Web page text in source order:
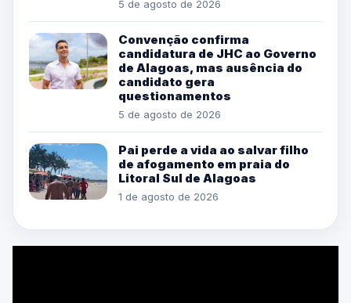
5 de agosto de 2026
Convenção confirma
candidatura de JHC ao Governo
de Alagoas, mas ausência do
candidato gera
questionamentos
5 de agosto de 2026
Pai perde a vida ao salvar filho
de afogamento em praia do
Litoral Sul de Alagoas
1 de agosto de 2026